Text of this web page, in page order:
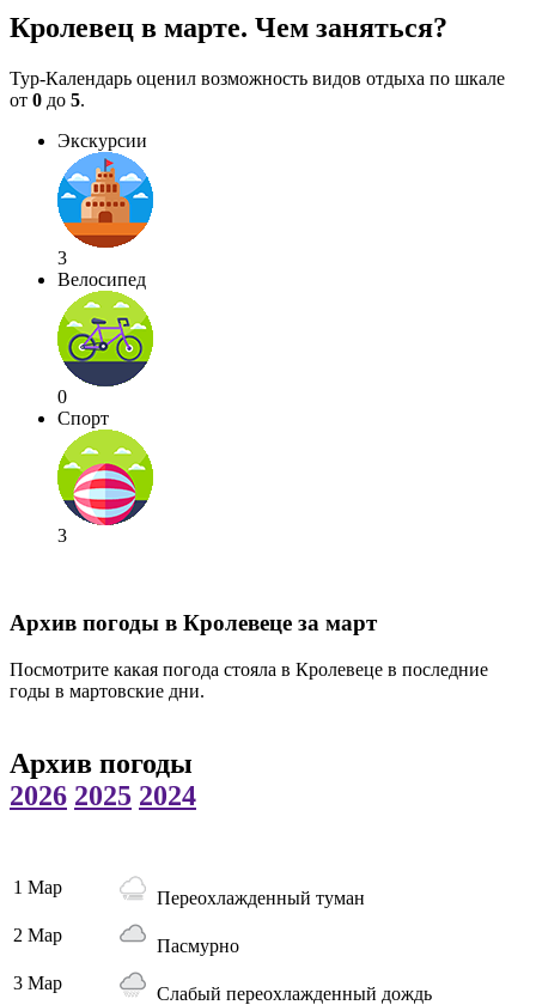
Кролевец в марте. Чем заняться?
Тур-Календарь оценил возможность видов отдыха по шкале
от 0 до 5.
Экскурсии
3
Велосипед
0
Спорт
3
Архив погоды в Кролевеце за март
Посмотрите какая погода стояла в Кролевеце в последние
годы в мартовские дни.
Архив погоды
2026 2025 2024
1 Мар
Переохлажденный туман
2 Мар
Пасмурно
3 Мар
Слабый переохлажденный дождь